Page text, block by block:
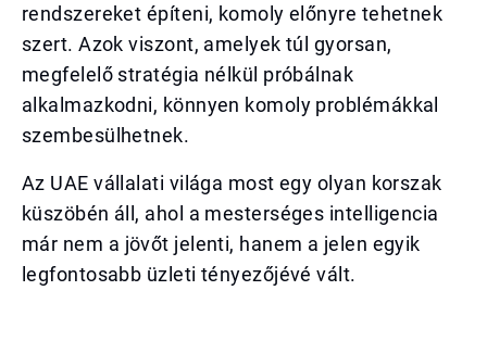
rendszereket építeni, komoly előnyre tehetnek
szert. Azok viszont, amelyek túl gyorsan,
megfelelő stratégia nélkül próbálnak
alkalmazkodni, könnyen komoly problémákkal
szembesülhetnek.
Az UAE vállalati világa most egy olyan korszak
küszöbén áll, ahol a mesterséges intelligencia
már nem a jövőt jelenti, hanem a jelen egyik
legfontosabb üzleti tényezőjévé vált.